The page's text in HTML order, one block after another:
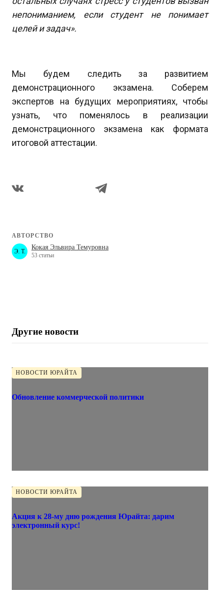
непониманием, если студент не понимает
целей и задач».
Мы будем следить за развитием
демонстрационного экзамена. Соберем
экспертов на будущих мероприятиях, чтобы
узнать, что поменялось в реализации
демонстрационного экзамена как формата
итоговой аттестации.
АВТОРСТВО
Э. Т.
Кокая Эльвира Темуровна
53 статьи
Другие новости
НОВОСТИ ЮРАЙТА
Обновление коммерческой политики
НОВОСТИ ЮРАЙТА
Акция к 28-му дню рождения Юрайта: дарим
электронный курс!